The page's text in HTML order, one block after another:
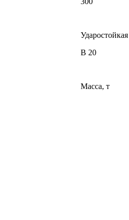
Ударостойкая
В 20
Масса, т